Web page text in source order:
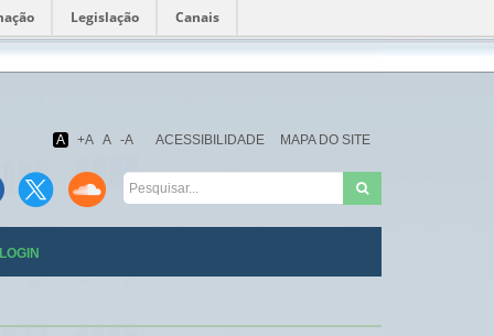
Legislação Canais
Fundação
Oswaldo
A +A A -A ACESSIBILIDADE MAPA DO SITE